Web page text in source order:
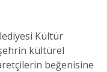
Kültür
kültürel
beğenisine